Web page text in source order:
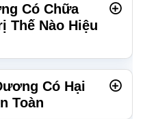
Có Chữa
Thế Nào Hiệu
Có Hại
Toàn